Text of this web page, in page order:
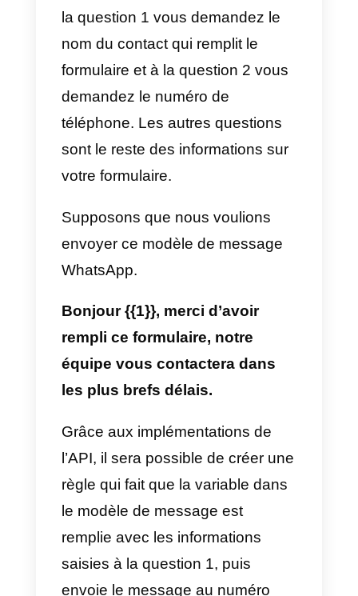
de collecter des informations
détaillées du client et à son tour
un numéro WhatsApp ou un
compte Instagram et à partir de
le client est qualifié. Grâce à la
chaque fois qu’un contact
renseigne ces informations dans
créé au sein de la plateforme
Callbell et il rassemblera toutes
les informations qui auront été
renseignées dans le formulaire.
2) Envoyez automatiquement
un message WhatsApp ou
Instagram aux utilisateurs qui
remplissent un formulaire